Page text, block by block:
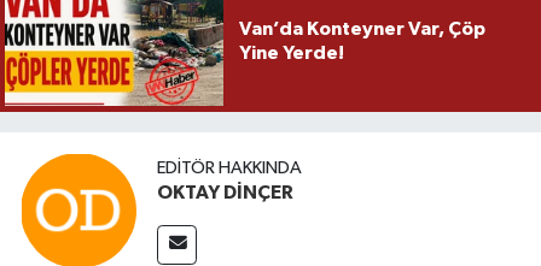
Van’da Konteyner Var, Çöp
Yine Yerde!
EDITÖR HAKKINDA
OKTAY DİNÇER